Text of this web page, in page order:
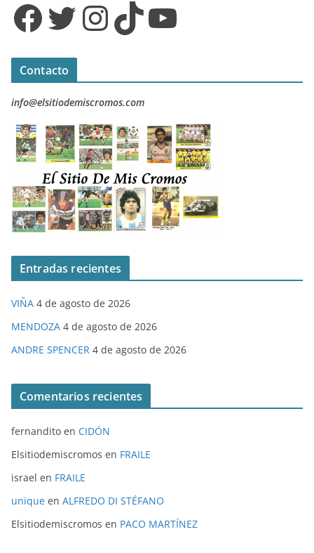
Facebook Twitter InstagramTikTok YouTube
Contacto
info@elsitiodemiscromos.com
Entradas recientes
VIÑA 4 de agosto de 2026
MENDOZA 4 de agosto de 2026
ANDRE SPENCER 4 de agosto de 2026
Comentarios recientes
fernandito en CIDÓN
Elsitiodemiscromos en FRAILE
israel en FRAILE
unique en ALFREDO DI STÉFANO
Elsitiodemiscromos en PACO MARTÍNEZ